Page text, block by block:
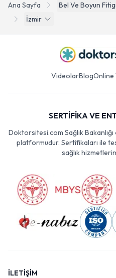
Ana Sayfa
Bel Ve Boyun
İzmir
VideolarBlogOnline
SERTİFİKA VE
Doktorsitesi.com Sağlık
platformudur. Sertifikaları ile
sağlık
İLETİŞİM